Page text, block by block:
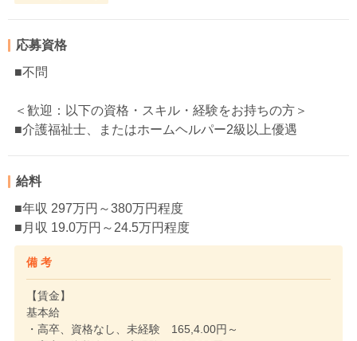
応募資格
■不問
＜歓迎：以下の資格・スキル・経験をお持ちの方＞
■介護福祉士、またはホームヘルパー2級以上優遇
給料
■年収 297万円～380万円程度
■月収 19.0万円～24.5万円程度
備 考
【賃金】
基本給
・高卒、資格なし、未経験 165,4.00円～